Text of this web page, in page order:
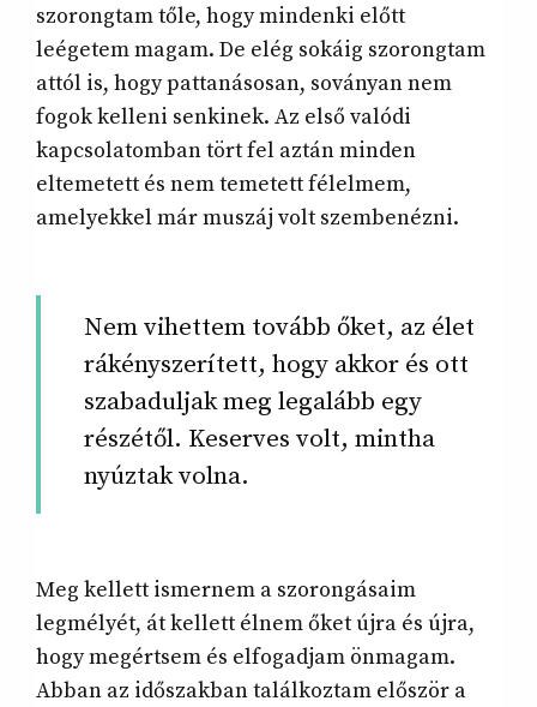
szorongtam tőle, hogy mindenki előtt
leégetem magam. De elég sokáig szorongtam
attól is, hogy pattanásosan, soványan nem
fogok kelleni senkinek. Az első valódi
kapcsolatomban tört fel aztán minden
eltemetett és nem temetett félelmem,
amelyekkel már muszáj volt szembenézni.
Nem vihettem tovább őket, az élet
rákényszerített, hogy akkor és ott
szabaduljak meg legalább egy
részétől. Keserves volt, mintha
nyúztak volna.
Meg kellett ismernem a szorongásaim
legmélyét, át kellett élnem őket újra és újra,
hogy megértsem és elfogadjam önmagam.
Abban az időszakban találkoztam először a